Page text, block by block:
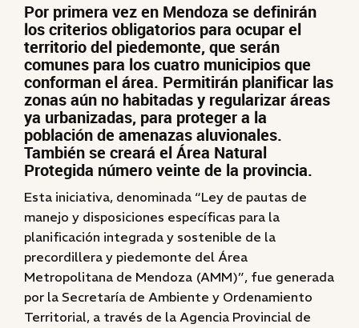
Por primera vez en Mendoza se definirán
los criterios obligatorios para ocupar el
territorio del piedemonte, que serán
comunes para los cuatro municipios que
conforman el área. Permitirán planificar las
zonas aún no habitadas y regularizar áreas
ya urbanizadas, para proteger a la
población de amenazas aluvionales.
También se creará el Área Natural
Protegida número veinte de la provincia.
Esta iniciativa, denominada “Ley de pautas de
manejo y disposiciones específicas para la
planificación integrada y sostenible de la
precordillera y piedemonte del Área
Metropolitana de Mendoza (AMM)”, fue generada
por la Secretaría de Ambiente y Ordenamiento
Territorial, a través de la Agencia Provincial de